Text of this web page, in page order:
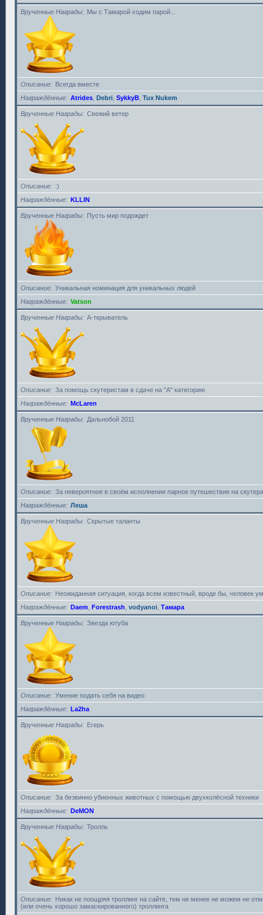
Врученные Награды Мы с Тамарой ходим парой...
Описание
Всегда вместе
Награждённые
Atrides Debri SykkyB Tux Nukem
Врученные Награды Свежий ветер
Описание
:)
Награждённые
KLLIN
Врученные Награды Пусть мир подождет
Описание
Уникальная номинация для уникальных людей
Награждённые
Vatson
Врученные Награды А-ткрыватель
Описание
За помощь скутеристам в сдаче на "А" категорию
Награждённые
McLaren
Врученные Награды Дальнобой 2011
Описание
За невероятное в своём исполнении парное путешествие на
Награждённые
Леша
Врученные Награды Скрытые таланты
Описание
Неожиданная ситуация, когда всем известный, вроде бы, человек
Награждённые
Daem Forestrash vodyanoi Тамара
Врученные Награды Звезда ютуба
Описание
Умение подать себя на видео
Награждённые
La2ha
Врученные Награды Егерь
Описание
За безвинно убиенных животных с помощью двухколёсной техники
Награждённые
DeMON
Врученные Награды Тролль
Описание
Никак не поощряя троллинг на сайте, тем не менее не можем не
(или очень хорошо замаскированного) троллинга